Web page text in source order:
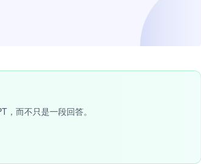
而不只是一段回答。